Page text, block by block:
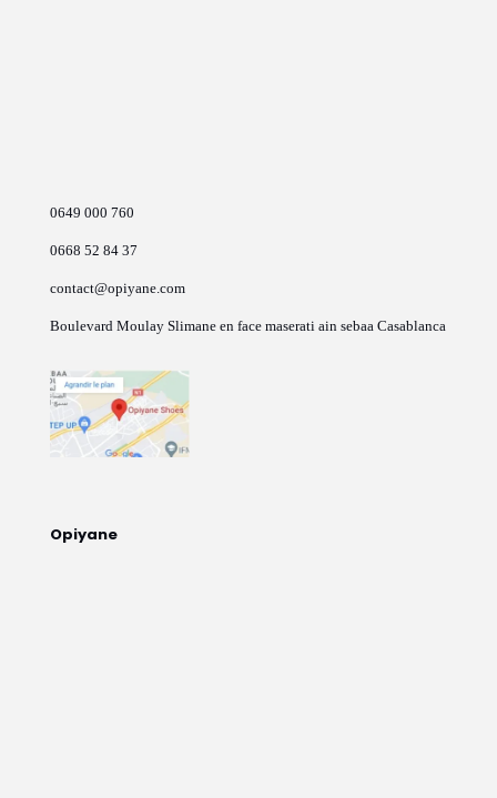
0649 000 760
0668 52 84 37
contact@opiyane.com
Boulevard Moulay Slimane en face maserati ain sebaa Casablanca
Opiyane